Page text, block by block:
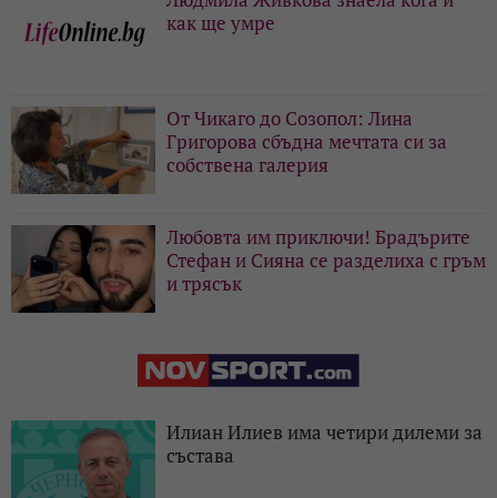
как ще умре
От Чикаго до Созопол: Лина
Григорова сбъдна мечтата си за
собствена галерия
Любовта им приключи! Брадърите
Стефан и Сияна се разделиха с гръм
и трясък
Илиан Илиев има четири дилеми за
състава